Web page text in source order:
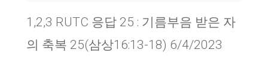
1,2,3 RUTC 응답 25 : 기름부음 받은 자
의 축복 25(삼상16:13-18) 6/4/2023